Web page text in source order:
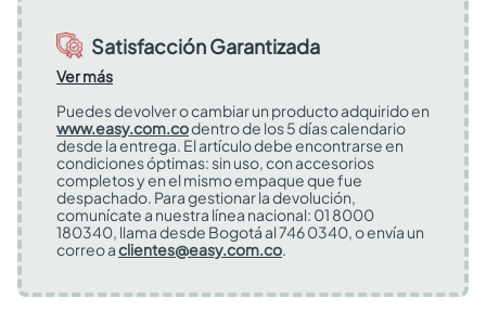
Satisfacción Garantizada
Ver más
Puedes devolver o cambiar un producto adquirido en
www.easy.com.codentro de los 5 días calendario
desde la entrega. El artículo debe encontrarse en
condiciones óptimas: sin uso, con accesorios
completos y en el mismo empaque que fue
despachado. Para gestionar la devolución,
comunícate a nuestra línea nacional: 01 8000
180340, llama desde Bogotá al 746 0340, o envía un
correo aclientes@easy.com.co.